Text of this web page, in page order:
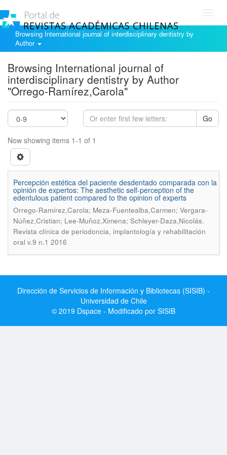
Browsing International journal of interdisciplinary dentistry by
Author
Browsing International journal of
interdisciplinary dentistry by Author
"Orrego-Ramírez,Carola"
Go
Now showing items 1-1 of 1
Percepción estética del paciente desdentado comparada con la
opinión de expertos: The aesthetic self-perception of the
edentulous patient compared to the opinion of experts
Orrego-Ramírez,Carola; Meza-Fuentealba,Carmen; Vergara-
Núñez,Cristian; Lee-Muñoz,Ximena; Schleyer-Daza,Nicolás.
Revista clínica de periodoncia, implantología y rehabilitación
oral v.9 n.1 2016
Dirección de Servicios de Información y Bibliotecas (SISIB) -
Universidad de Chile
© 2019 Dspace - Modificado por SISIB